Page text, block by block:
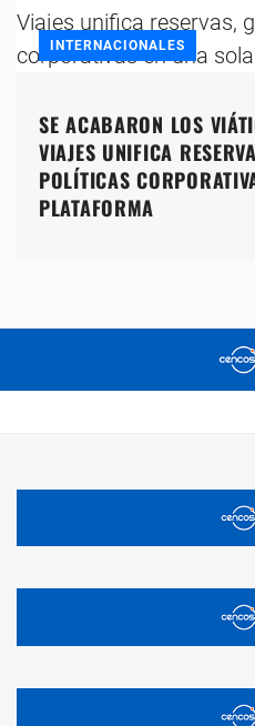
INTERNACIONALES
SE ACABARON LOS
VIAJES UNIFICA
POLÍTICAS
PLATAFORMA